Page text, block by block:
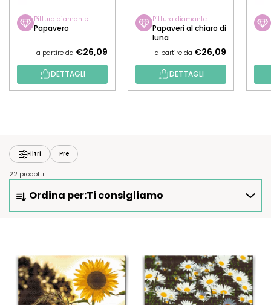
Pittura diamante
Papavero
a partire da €26,09
DETTAGLI
Pittura diamante
Papaveri al chiaro di
luna
a partire da €26,09
DETTAGLI
Filtri Pre
22 prodotti
D
Ordina per:Ti consigliamo